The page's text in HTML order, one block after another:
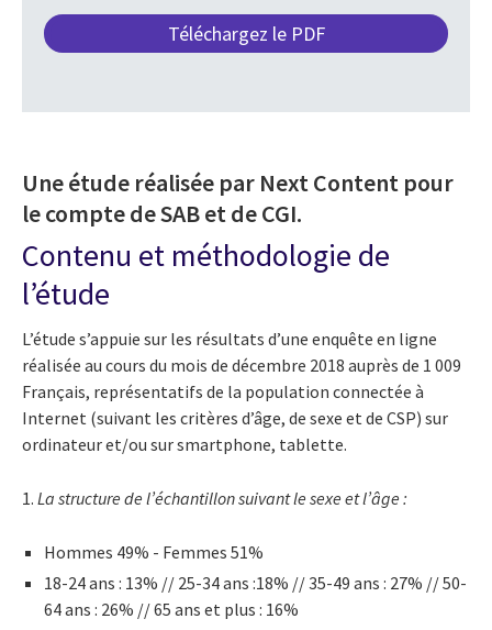
par
un
Une étude réalisée par Next Content pour
le compte de SAB et de CGI.
Contenu et méthodologie de
l’étude
L’étude s’appuie sur les résultats d’une enquête en ligne
réalisée au cours du mois de décembre 2018 auprès de 1 009
Français, représentatifs de la population connectée à
Internet (suivant les critères d’âge, de sexe et de CSP) sur
ordinateur et/ou sur smartphone, tablette.
1. La structure de l’échantillon suivant le sexe et l’âge :
Hommes 49% - Femmes 51%
18-24 ans : 13% // 25-34 ans :18% // 35-49 ans : 27% // 50-
64 ans : 26% // 65 ans et plus : 16%